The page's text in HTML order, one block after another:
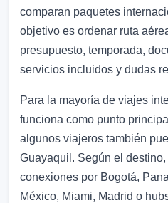
comparan paquetes
objetivo es ordenar ruta
presupuesto, temporada,
servicios incluidos y dudas
Para la mayoría de viajes
funciona como punto
algunos viajeros también
Guayaquil. Según el
conexiones por Bogotá,
México, Miami, Madrid o